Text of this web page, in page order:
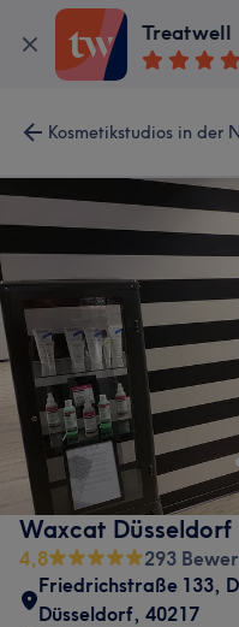
Treatwell
Kosmetikstudios in der
Waxcat Düsseldorf
4,8
293
Friedrichstraße 133,
Düsseldorf, 40217